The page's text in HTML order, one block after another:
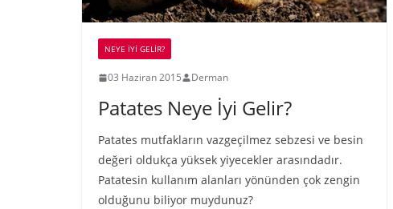
NEYE İYİ GELİR?
03 Haziran 2015 Derman
Patates Neye İyi Gelir?
Patates mutfakların vazgeçilmez sebzesi ve besin
değeri oldukça yüksek yiyecekler arasındadır.
Patatesin kullanım alanları yönünden çok zengin
olduğunu biliyor muydunuz?